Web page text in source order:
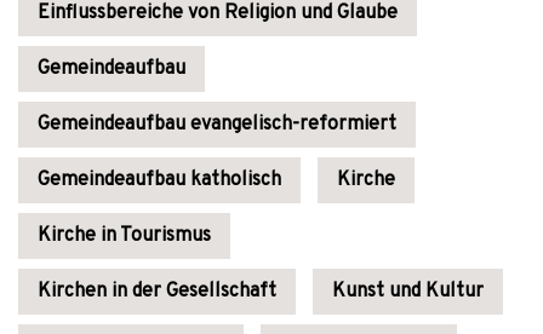
Einflussbereiche von Religion und Glaube
Gemeindeaufbau
Gemeindeaufbau evangelisch-reformiert
Gemeindeaufbau katholisch Kirche
Kirche in Tourismus
Kirchen in der Gesellschaft Kunst und Kultur